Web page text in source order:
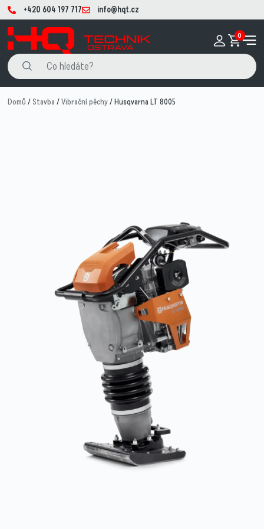
+420 604 197 717 info@hqt.cz
0
Domů /Stavba /Vibrační pěchy/ Husqvarna LT 8005